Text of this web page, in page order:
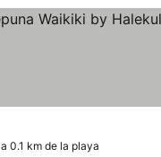
a 0.1 km de la playa